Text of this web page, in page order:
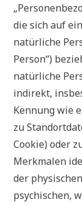
die sich auf
natürliche
Person“)
natürliche
indirekt,
Kennung wie
zu
Cookie) oder
Merkmalen
der
psychischen,